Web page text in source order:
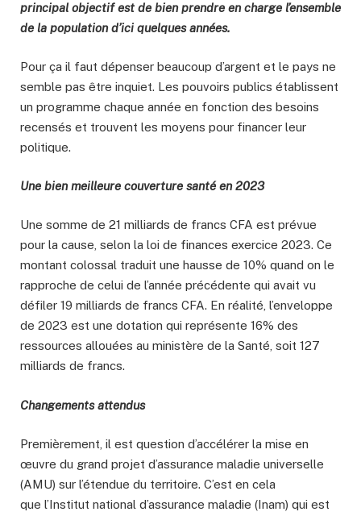
principal objectif est de bien prendre en charge l’ensemble
de la population d’ici quelques années.
Pour ça il faut dépenser beaucoup d’argent et le pays ne
semble pas être inquiet. Les pouvoirs publics établissent
un programme chaque année en fonction des besoins
recensés et trouvent les moyens pour financer leur
politique.
Une bien meilleure couverture santé en 2023
Une somme de 21 milliards de francs CFA est prévue
pour la cause, selon la loi de finances exercice 2023. Ce
montant colossal traduit une hausse de 10% quand on le
rapproche de celui de l’année précédente qui avait vu
défiler 19 milliards de francs CFA. En réalité, l’enveloppe
de 2023 est une dotation qui représente 16% des
ressources allouées au ministère de la Santé, soit 127
milliards de francs.
Changements attendus
Premièrement, il est question d’accélérer la mise en
œuvre du grand projet d’assurance maladie universelle
(AMU) sur l’étendue du territoire. C’est en cela
que l’Institut national d’assurance maladie (Inam) qui est